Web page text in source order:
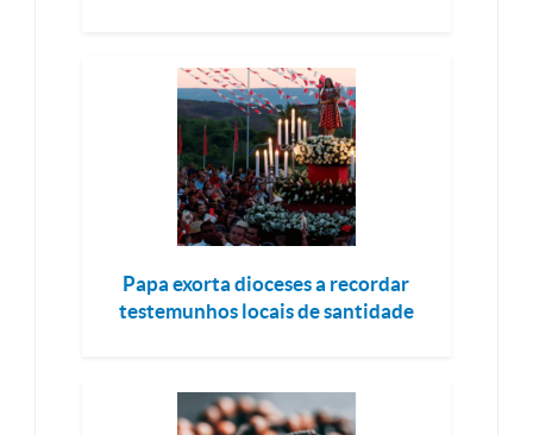
Papa exorta dioceses a recordar
testemunhos locais de santidade